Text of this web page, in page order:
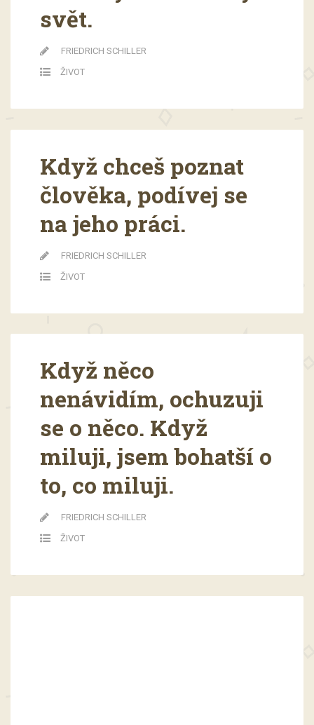
svět.
FRIEDRICH SCHILLER
ŽIVOT
Když chceš poznat
člověka, podívej se
na jeho práci.
FRIEDRICH SCHILLER
ŽIVOT
Když něco
nenávidím, ochuzuji
se o něco. Když
miluji, jsem bohatší o
to, co miluji.
FRIEDRICH SCHILLER
ŽIVOT